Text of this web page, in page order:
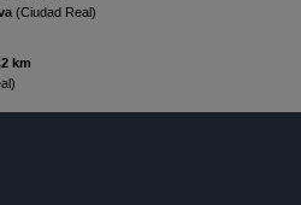
(Ciudad Real)
km